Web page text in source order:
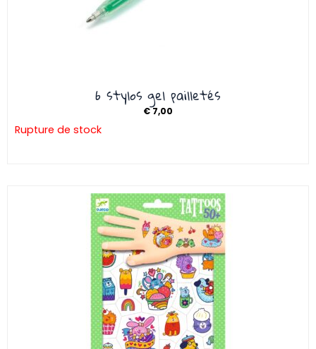
6 stylos gel pailletés
€7,00
Rupture de stock